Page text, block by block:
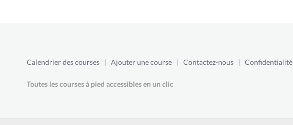
Calendrier des courses | Ajouter une course | Contactez-nous | Confidentialité
Toutes les courses à pied accessibles en un clic